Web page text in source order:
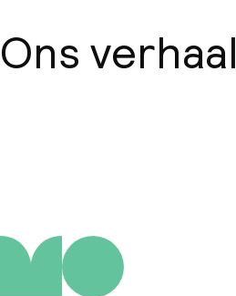
Ons verhaal